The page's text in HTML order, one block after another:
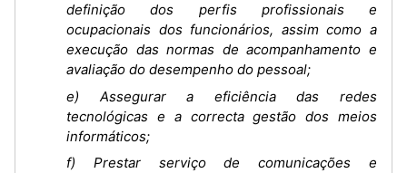
definição dos perfis profissionais e
ocupacionais dos funcionários, assim como a
execução das normas de acompanhamento e
avaliação do desempenho do pessoal;
e) Assegurar a eficiência das redes
tecnológicas e a correcta gestão dos meios
informáticos;
f) Prestar serviço de comunicações e